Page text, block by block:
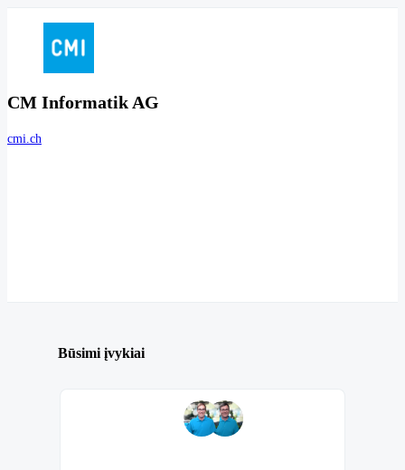
CM Informatik AG
cmi.ch
Būsimi įvykiai